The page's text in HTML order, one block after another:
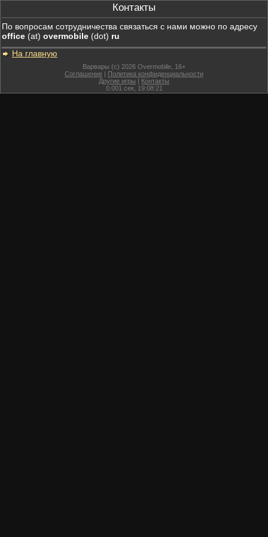
Контакты
По вопросам сотрудничества связаться с нами можно по адресу
office (at) overmobile (dot) ru
На главную
Варвары (c) 2026 Overmobile, 16+
Соглашение | Политика конфиденциальности
Другие игры | Контакты
0.001 сек, 19:08:21